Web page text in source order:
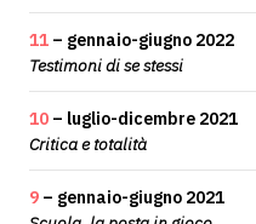
11 – gennaio-giugno 2022
Testimoni di se stessi
10 – luglio-dicembre 2021
Critica e totalità
9 – gennaio-giugno 2021